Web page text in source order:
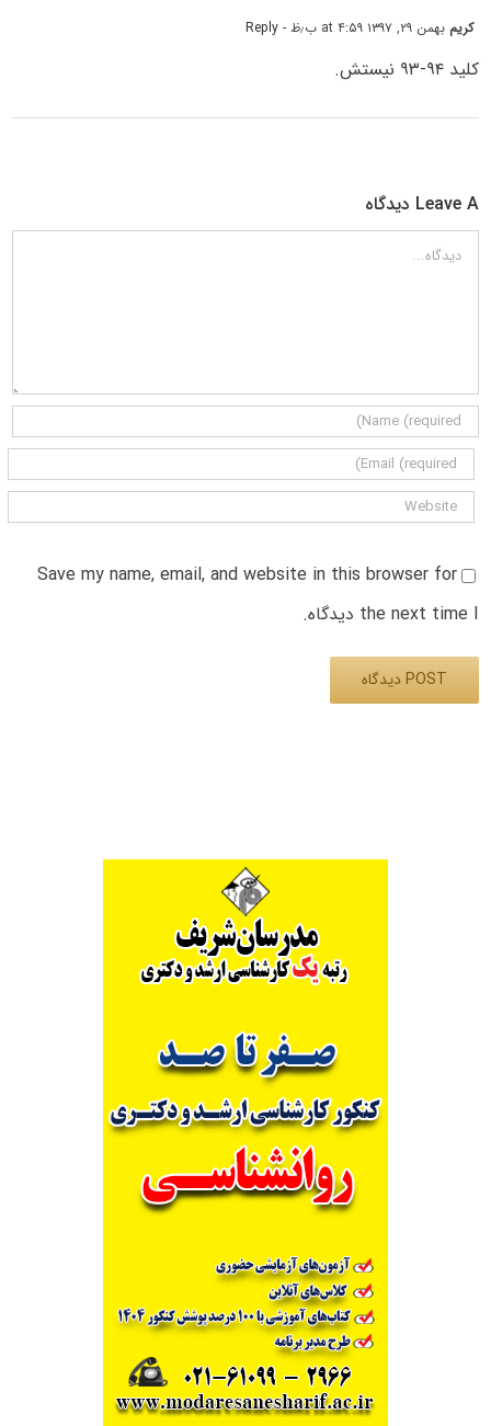
کریم بهمن ۲۹, ۱۳۹۷ at ۴:۵۹ ب٫ظ - Reply
کلید ۹۴-۹۳ نیستش.
Leave A دیدگاه
دیدگاه
Save my name, email, and website in this browser for
the next time I دیدگاه.